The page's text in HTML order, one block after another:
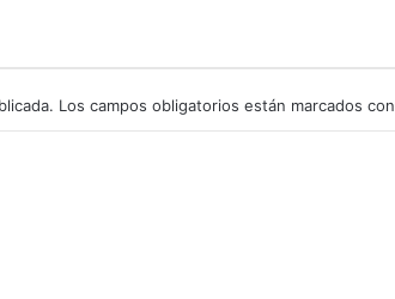
Los campos obligatorios están marcados con